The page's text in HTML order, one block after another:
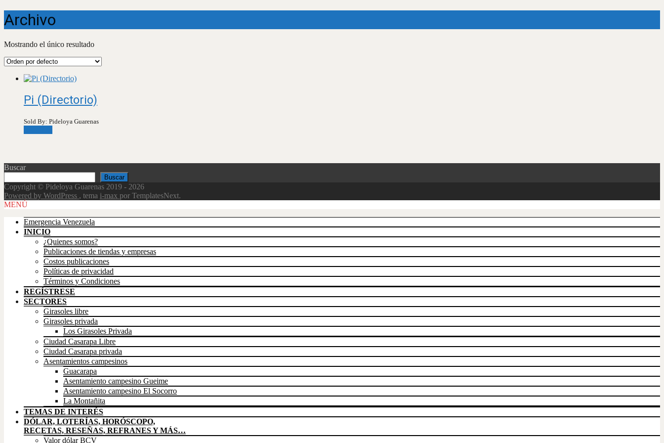
Archivo
Mostrando el único resultado
Pi (Directorio)
Sold By: Pideloya Guarenas
Buscar
Buscar
Copyright © Pideloya Guarenas 2019 - 2026
Powered by WordPress , tema i-max por TemplatesNext.
Scroll
MENÚ
Emergencia Venezuela
INICIO
¿Quienes somos?
Publicaciones de tiendas y empresas
Costos publicaciones
Políticas de privacidad
Términos y Condiciones
REGÍSTRESE
SECTORES
Girasoles libre
Girasoles privada
Los Girasoles Privada
Ciudad Casarapa Libre
Ciudad Casarapa privada
Asentamientos campesinos
Guacarapa
Asentamiento campesino Gueime
Asentamiento campesino El Socorro
La Montañita
TEMAS DE INTERÉS
DÓLAR, LOTERÍAS, HORÓSCOPO,
RECETAS, RESEÑAS, REFRANES Y MÁS…
Valor dólar BCV